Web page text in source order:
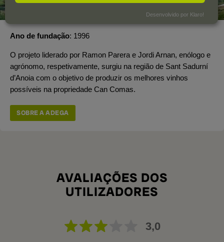
Ano de fundação 1996
O projeto liderado por Ramon Parera e Jordi Arnan, enólogo e
agrónomo, respetivamente, surgiu na região de Sant Sadurní
d’Anoia com o objetivo de produzir os melhores vinhos
possíveis na propriedade Can Comas.
SOBRE A ADEGA
AVALIAÇÕES DOS
UTILIZADORES
3,0
Desenvolvido por Klaro!